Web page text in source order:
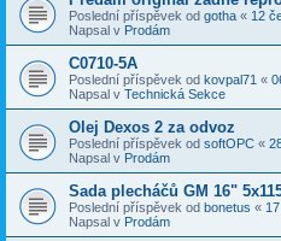
Poslední příspěvek od gotha « 12
Napsal v Prodám
C0710-5A
Poslední příspěvek od kovpal71 «
Napsal v Technická Sekce
Olej Dexos 2 za odvoz
Poslední příspěvek od softOPC «
Napsal v Prodám
Sada plecháčů GM 16"
Poslední příspěvek od bonetus «
Napsal v Prodám